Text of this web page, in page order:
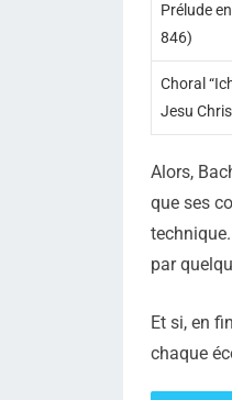
Prélude
846)
Choral
Jesu
Alors,
que ses
par
Et si, en
chaque